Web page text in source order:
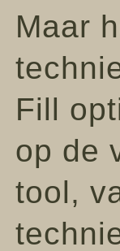
Maar
Fill
op de
tool,